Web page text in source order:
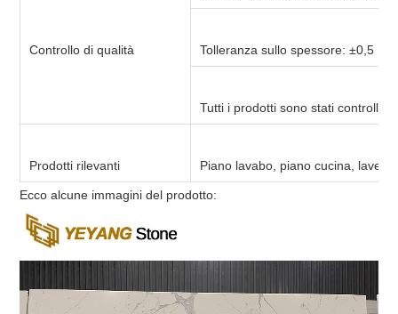
Controllo di qualità Tolleranza sullo spessore: ±0,5
Tutti i prodotti sono stati
Prodotti rilevanti Piano lavabo, piano cucina,
Ecco alcune immagini del prodotto: